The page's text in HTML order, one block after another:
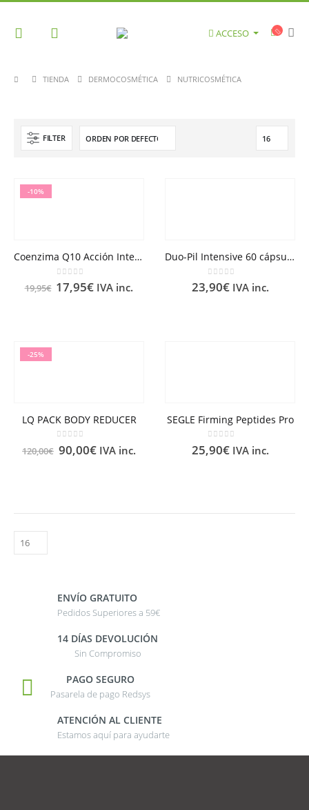
ACCESO
TIENDA DERMOCOSMÉTICA NUTRICOSMÉTICA
FILTER
-10%
Coenzima Q10 Acción Intensiva LQ 30 cápsulas
0 out of 5
19,95€ 17,95€ IVA inc.
Duo-Pil Intensive 60 cápsulas
0out of 5
23,90€ IVA inc.
-25%
LQ PACK BODY REDUCER
0out of 5
120,00€ 90,00€ IVA inc.
SEGLE Firming Peptides Pro
0out of 5
25,90€ IVA inc.
ENVÍO GRATUITO
Pedidos Superiores a 59€
14 DÍAS DEVOLUCIÓN
Sin Compromiso
PAGO SEGURO
Pasarela de pago Redsys
ATENCIÓN AL CLIENTE
Estamos aquí para ayudarte